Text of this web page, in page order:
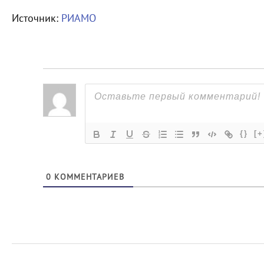
Источник: РИАМО
{}
0 КОММЕНТАРИЕВ